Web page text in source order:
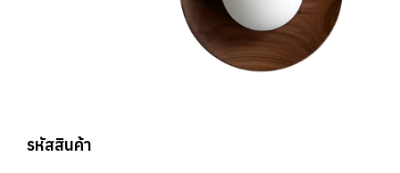
รหัสสินค้า